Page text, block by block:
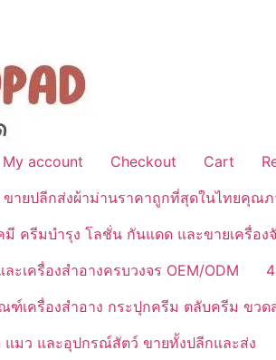
My account Checkout Cart
ขายปลีกส่งผ้าม่านราคาถูกที่สุดในไทยคุณ
รีมบำรุง โลชั่น กันแดด และขายเครื่องจั
เครื่องสำอางครบวงจร OEM/ODM
ฑ์เครื่องสำอาง กระปุกครีม ตลับครีม ขว
มว และอุปกรณ์สัตว์ ขายทั้งปลีกและส่ง